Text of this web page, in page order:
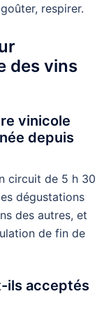
respirer.
des vins
vinicole
depuis
circuit de 5 h 30
dégustations
des autres, et
de fin de
ils acceptés